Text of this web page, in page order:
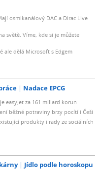
osmikanálový DAC a Dirac Live
světě. Víme, kde si je můžete
ale dělá Microsoft s Edgem
Nadace EPCG
easyJet za 161 miliard korun
běžné potraviny brzy pocítí i Češi
produkty i rady ze sociálních
Jídlo podle horoskopu